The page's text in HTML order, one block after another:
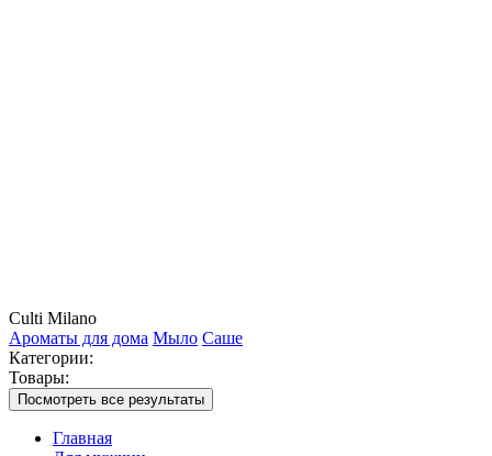
Culti Milano
Ароматы для дома Мыло Саше
Категории:
Товары:
Посмотреть все результаты
Главная